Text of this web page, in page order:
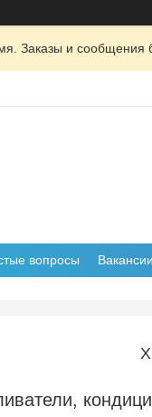
Заказы и сообщения
вопросы Вакансии